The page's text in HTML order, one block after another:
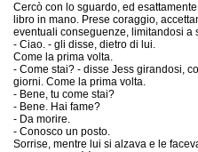
Cercò con lo sguardo, ed
libro in mano. Prese coraggio,
eventuali conseguenze, limitandosi a
- Ciao. - gli disse, dietro di lui.
Come la prima volta.
- Come stai? - disse Jess girandosi,
giorni. Come la prima volta.
- Bene, tu come stai?
- Bene. Hai fame?
- Da morire.
- Conosco un posto.
Sorrise, mentre lui si alzava e le